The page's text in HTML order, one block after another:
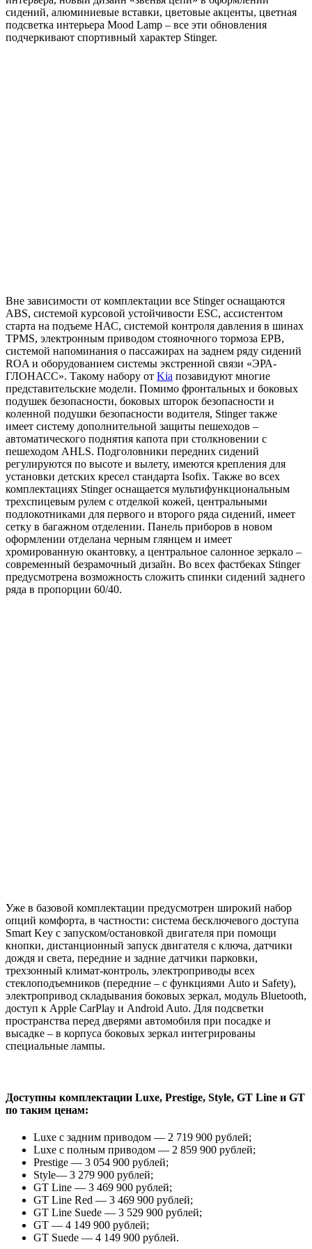
сидений, алюминиевые вставки, цветовые акценты, цветная
подсветка интерьера Mood Lamp – все эти обновления
подчеркивают спортивный характер Stinger.
Вне зависимости от комплектации все Stinger оснащаются
АВS, системой курсовой устойчивости ESC, ассистентом
старта на подъеме НАС, системой контроля давления в шинах
TPMS, электронным приводом стояночного тормоза ЕРВ,
системой напоминания о пассажирах на заднем ряду сидений
ROA и оборудованием системы экстренной связи «ЭРА-
ГЛОНАСС». Такому набору от Kia позавидуют многие
представительские модели. Помимо фронтальных и боковых
подушек безопасности, боковых шторок безопасности и
коленной подушки безопасности водителя, Stinger также
имеет систему дополнительной защиты пешеходов –
автоматического поднятия капота при столкновении с
пешеходом AHLS. Подголовники передних сидений
регулируются по высоте и вылету, имеются крепления для
установки детских кресел стандарта Isofix. Также во всех
комплектациях Stinger оснащается мультифункциональным
трехспицевым рулем с отделкой кожей, центральными
подлокотниками для первого и второго ряда сидений, имеет
сетку в багажном отделении. Панель приборов в новом
оформлении отделана черным глянцем и имеет
хромированную окантовку, а центральное салонное зеркало –
современный безрамочный дизайн. Во всех фастбеках Stinger
предусмотрена возможность сложить спинки сидений заднего
ряда в пропорции 60/40.
Уже в базовой комплектации предусмотрен широкий набор
опций комфорта, в частности: система бесключевого доступа
Smart Key с запуском/остановкой двигателя при помощи
кнопки, дистанционный запуск двигателя с ключа, датчики
дождя и света, передние и задние датчики парковки,
трехзонный климат-контроль, электроприводы всех
стеклоподъемников (передние – с функциями Auto и Safety),
электропривод складывания боковых зеркал, модуль Bluetooth,
доступ к Apple CarPlay и Android Auto. Для подсветки
пространства перед дверями автомобиля при посадке и
высадке – в корпуса боковых зеркал интегрированы
специальные лампы.
Доступны комплектации Luxe, Prestige, Style, GT Line и GT
по таким ценам:
Luxe с задним приводом — 2 719 900 рублей;
Luxe с полным приводом — 2 859 900 рублей;
Prestige — 3 054 900 рублей;
Style— 3 279 900 рублей;
GT Line — 3 469 900 рублей;
GT Line Red — 3 469 900 рублей;
GT Line Suede — 3 529 900 рублей;
GT — 4 149 900 рублей;
GT Suede — 4 149 900 рублей.